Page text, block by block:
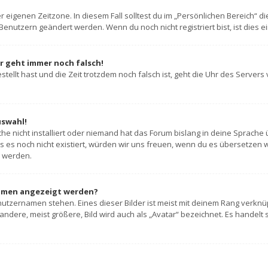
Zeitzone. In diesem Fall solltest du im „Persönlichen Bereich“
geändert werden. Wenn du noch nicht registriert bist, ist dies
geht immer noch falsch!
hast und die Zeit trotzdem noch falsch ist, geht die Uhr des
nicht installiert oder niemand hat das Forum bislang in deine
es noch nicht existiert, würden wir uns freuen, wenn du es
angezeigt werden?
stehen. Eines dieser Bilder ist meist mit deinem Rang
meist größere, Bild wird auch als „Avatar“ bezeichnet. Es